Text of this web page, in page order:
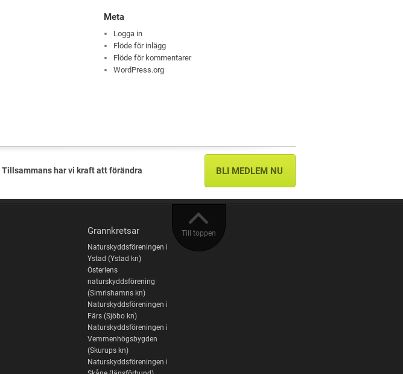
Meta
Logga in
Flöde för inlägg
Flöde för kommentarer
WordPress.org
Tillsammans har vi kraft att förändra BLI MEDLEM NU
Till toppen
Grannkretsar
Naturskyddsföreningen i
Ystad (Ystad kn)
Österlens
naturskyddsförening
(Simrishamns kn)
Naturskyddsföreningen i
Färs (Sjöbo kn)
Naturskyddsföreningen i
Vemmenhögsbygden
(Skurups kn)
Naturskyddsföreningen i